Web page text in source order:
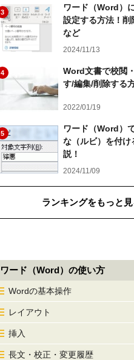
3
ワード（Word）
設定する方法！削
など
2024/11/13
4
Word文書で校閲
す/編集/削除する
2022/01/19
5
ワード（Word）
な（ルビ）を付け
説！
2024/11/09
ランキングをもっと見
ワード（Word）の使い方
Wordの基本操作
レイアウト
挿入
長文・校正・変更履歴